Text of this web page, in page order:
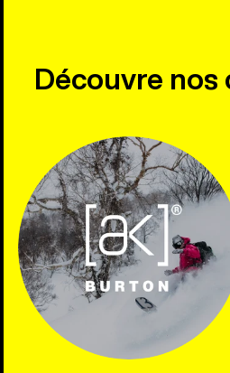
Découvre